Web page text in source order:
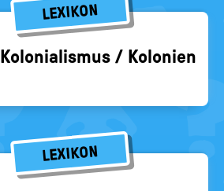
LEXIKON
Ko­lo­nia­lis­mus / Ko­lo­nien
LEXIKON